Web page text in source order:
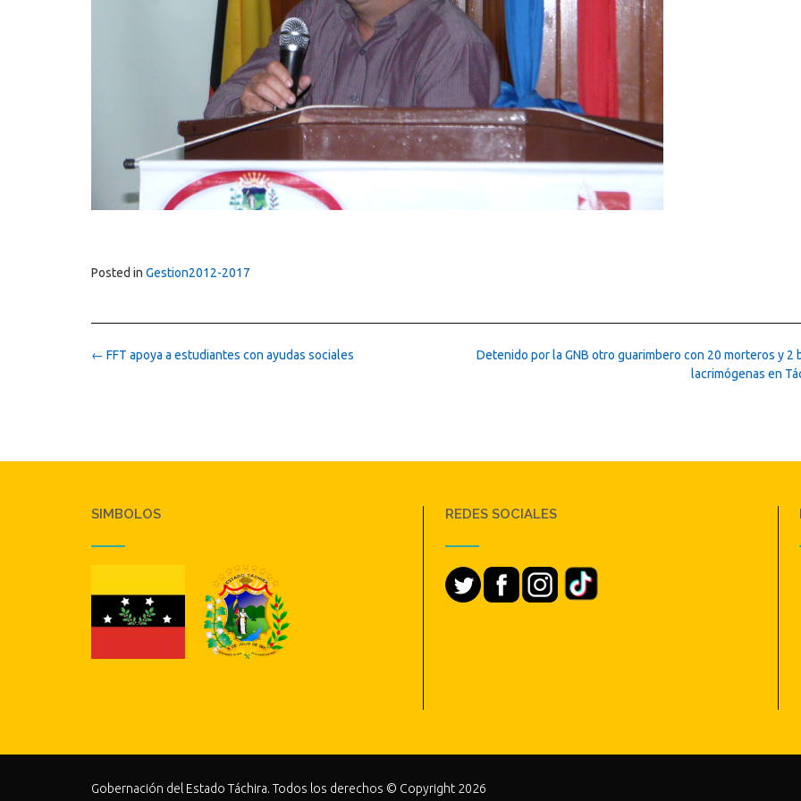
Posted in Gestion2012-2017
Post
Detenido por la GNB otro guarimbero con 20 morteros y 2
lacrimógenas en
← FFT apoya a estudiantes con ayudas sociales
SIMBOLOS REDES SOCIALES
Gobernación del Estado Táchira. Todos los derechos © Copyright 2026